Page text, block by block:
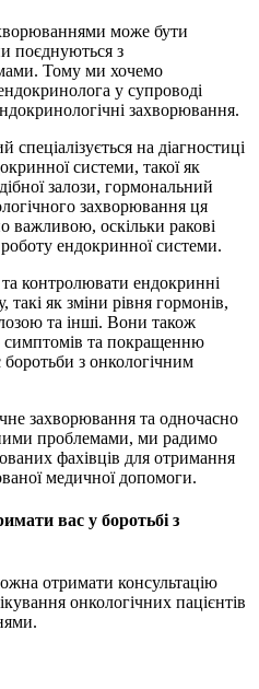
може бути
поєднуються з
Тому ми хочемо
у супроводі
захворювання.
спеціалізується на діагностиці
системи, такої як
залози, гормональний
захворювання ця
важливою, оскільки ракові
ендокринної системи.
контролювати ендокринні
такі як зміни рівня гормонів,
та інші. Вони також
та покращенню
боротьби з онкологічним
захворювання та одночасно
проблемами, ми радимо
фахівців для отримання
медичної допомоги.
вас у боротьбі з
отримати консультацію
онкологічних пацієнтів